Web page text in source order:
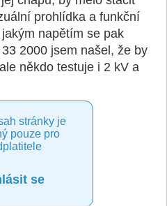
prohlídka a funkční
napětím se pak
2000 jsem našel, že by
někdo testuje i 2 kV a
stránky je
pouze pro
se